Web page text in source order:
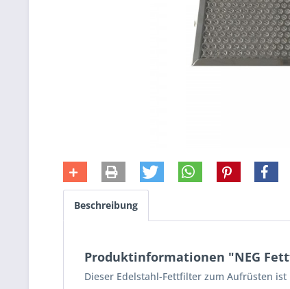
Beschreibung
Produktinformationen "NEG
Dieser Edelstahl-Fettfilter zum Aufrüsten